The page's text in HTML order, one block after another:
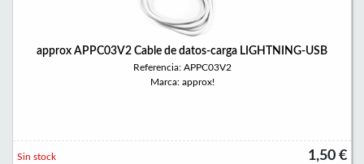
approx APPC03V2 Cable de datos-carga LIGHTNING-USB
Referencia: APPC03V2
Marca: approx!
1,50 €
Sin stock